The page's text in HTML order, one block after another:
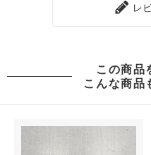
レ
この商品
こんな商品